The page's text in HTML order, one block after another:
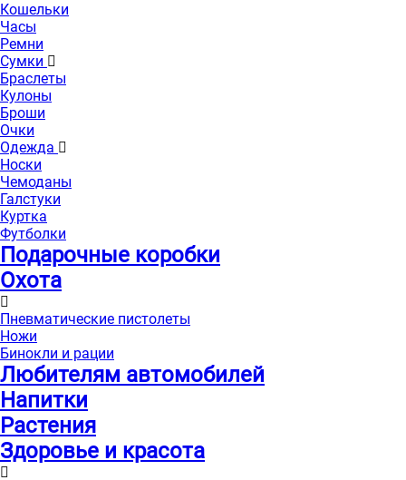
Кошельки
Часы
Ремни
Сумки
Браслеты
Кулоны
Броши
Очки
Одежда
Носки
Чемоданы
Галстуки
Куртка
Футболки
Подарочные коробки
Охота
Пневматические пистолеты
Ножи
Бинокли и рации
Любителям автомобилей
Напитки
Растения
Здоровье и красота